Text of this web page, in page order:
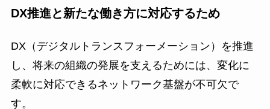
DX推進と新たな働き方に対応するため
DX（デジタルトランスフォーメーション）を推進
し、将来の組織の発展を支えるためには、変化に
柔軟に対応できるネットワーク基盤が不可欠で
す。